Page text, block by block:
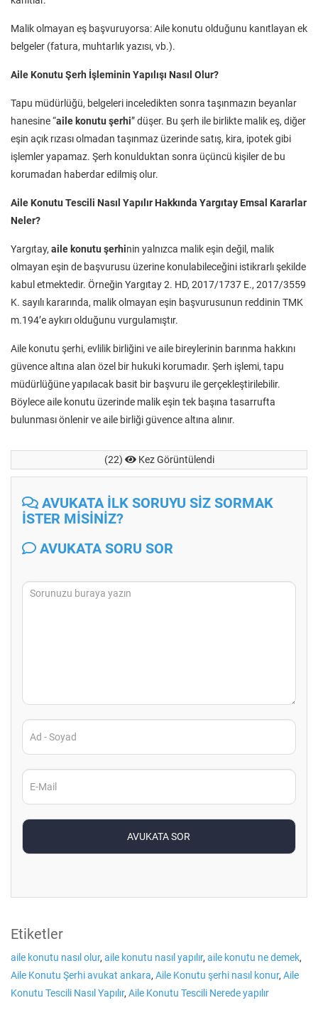
Malik olmayan eş başvuruyorsa: Aile konutu olduğunu kanıtlayan ek
belgeler (fatura, muhtarlık yazısı, vb.).
Aile Konutu Şerh İşleminin Yapılışı Nasıl Olur?
Tapu müdürlüğü, belgeleri inceledikten sonra taşınmazın beyanlar
hanesine “aile konutu şerhi” düşer. Bu şerh ile birlikte malik eş, diğer
eşin açık rızası olmadan taşınmaz üzerinde satış, kira, ipotek gibi
işlemler yapamaz. Şerh konulduktan sonra üçüncü kişiler de bu
korumadan haberdar edilmiş olur.
Aile Konutu Tescili Nasıl Yapılır Hakkında Yargıtay Emsal Kararlar
Neler?
Yargıtay, aile konutu şerhinin yalnızca malik eşin değil, malik
olmayan eşin de başvurusu üzerine konulabileceğini istikrarlı şekilde
kabul etmektedir. Örneğin Yargıtay 2. HD, 2017/1737 E., 2017/3559
K. sayılı kararında, malik olmayan eşin başvurusunun reddinin TMK
m.194’e aykırı olduğunu vurgulamıştır.
Aile konutu şerhi, evlilik birliğini ve aile bireylerinin barınma hakkını
güvence altına alan özel bir hukuki korumadır. Şerh işlemi, tapu
müdürlüğüne yapılacak basit bir başvuru ile gerçekleştirilebilir.
Böylece aile konutu üzerinde malik eşin tek başına tasarrufta
bulunması önlenir ve aile birliği güvence altına alınır.
(22) Kez Görüntülendi
AVUKATA İLK SORUYU SİZ SORMAK
İSTER MİSİNİZ?
AVUKATA SORU SOR
Etiketler
aile konutu nasıl olur, aile konutu nasıl yapılır, aile konutu ne demek,
Aile Konutu Şerhi avukat ankara, Aile Konutu şerhi nasıl konur, Aile
Konutu Tescili Nasıl Yapılır, Aile Konutu Tescili Nerede yapılır